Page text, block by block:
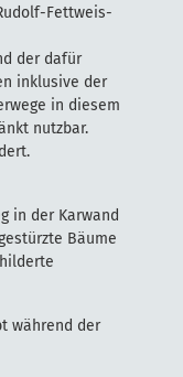
Fettweis-
der dafür
inklusive der
in diesem
nutzbar.
in der Karwand
Bäume
während der